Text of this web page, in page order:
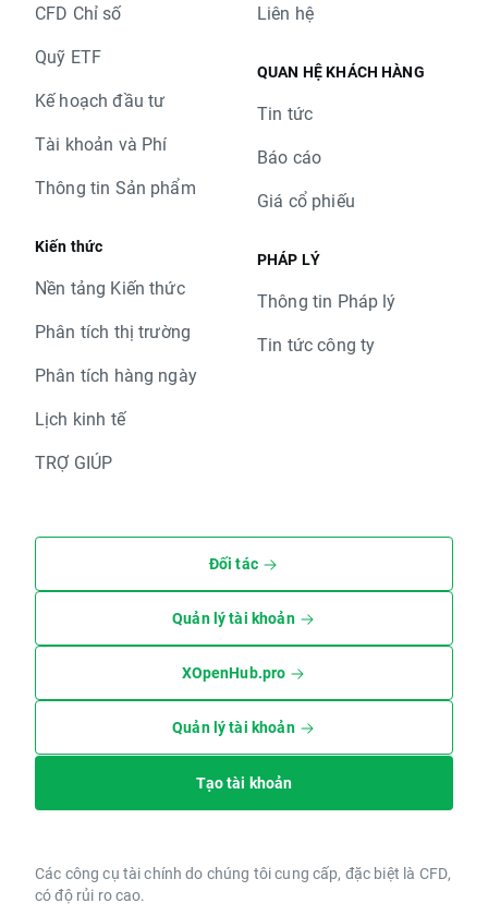
CFD Chỉ số
Quỹ ETF
Kế hoạch đầu tư
Tài khoản và Phí
Thông tin Sản phẩm
Kiến thức
Nền tảng Kiến thức
Phân tích thị trường
Phân tích hàng ngày
Lịch kinh tế
TRỢ GIÚP
Liên hệ
QUAN HỆ KHÁCH HÀNG
Tin tức
Báo cáo
Giá cổ phiếu
PHÁP LÝ
Thông tin Pháp lý
Tin tức công ty
Đối tác
Quản lý tài khoản
XOpenHub.pro
Quản lý tài khoản
Tạo tài khoản
Các công cụ tài chính do chúng tôi cung cấp, đặc biệt là CFD,
có độ rủi ro cao.